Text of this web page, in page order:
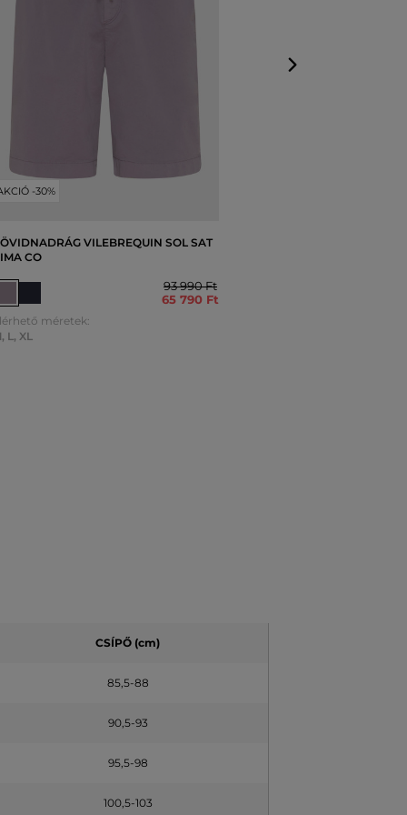
-30%
VILEBREQUIN SOL SAT
CO
93 990 Ft
65 790 Ft
méretek:
, L, XL
CSÍPŐ (cm)
85,5-88
90,5-93
95,5-98
100,5-103